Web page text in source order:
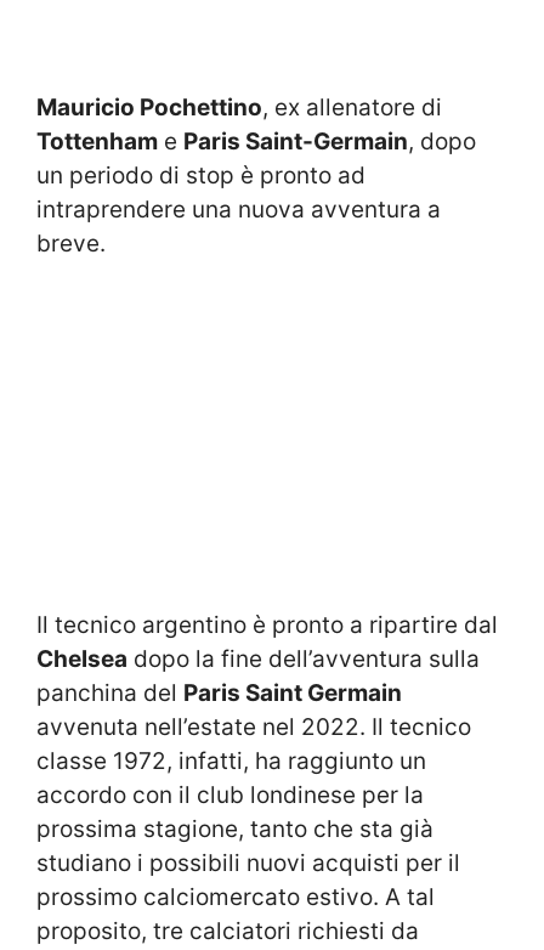
Mauricio Pochettino, ex allenatore di
Tottenham e Paris Saint-Germain, dopo
un periodo di stop è pronto ad
intraprendere una nuova avventura a
breve.
Il tecnico argentino è pronto a ripartire dal
Chelsea dopo la fine dell’avventura sulla
panchina del Paris Saint Germain
avvenuta nell’estate nel 2022. Il tecnico
classe 1972, infatti, ha raggiunto un
accordo con il club londinese per la
prossima stagione, tanto che sta già
studiano i possibili nuovi acquisti per il
prossimo calciomercato estivo. A tal
proposito, tre calciatori richiesti da